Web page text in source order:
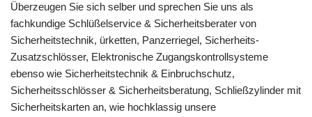
Überzeugen Sie sich selber und sprechen Sie uns als
fachkundige Schlüßelservice & Sicherheitsberater von
Sicherheitstechnik, ürketten, Panzerriegel, Sicherheits-
Zusatzschlösser, Elektronische Zugangskontrollsysteme
ebenso wie Sicherheitstechnik & Einbruchschutz,
Sicherheitsschlösser & Sicherheitsberatung, Schließzylinder mit
Sicherheitskarten an, wie hochklassig unsere